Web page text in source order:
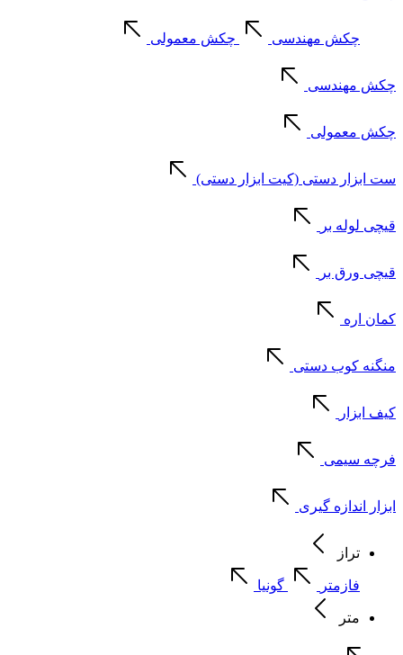
چکش مهندسی چکش معمولی
چکش مهندسی
چکش معمولی
ست ابزار دستی (کیت ابزار دستی)
قیچی لوله بر
قیچی ورق بر
کمان اره
منگنه کوب دستی
کیف ابزار
فرچه سیمی
ابزار اندازه گیری
تراز
فازمتر گونیا
متر